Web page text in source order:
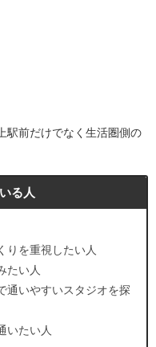
駅前だけでなく生活圏側の
る人
りを重視したい人
たい人
通いやすいスタジオを探
いたい人